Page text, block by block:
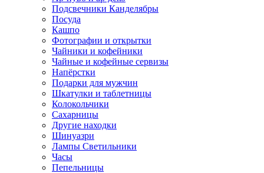
Подсвечники Канделябры
Посуда
Кашпо
Фотографии и открытки
Чайники и кофейники
Чайные и кофейные сервизы
Напёрстки
Подарки для мужчин
Шкатулки и таблетницы
Колокольчики
Сахарницы
Другие находки
Шинуазри
Лампы Светильники
Часы
Пепельницы